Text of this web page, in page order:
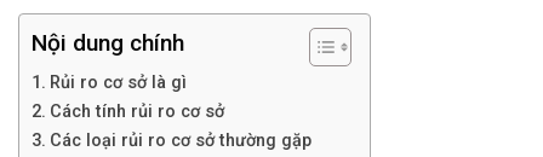
Nội dung chính
Rủi ro cơ sở là gì
Cách tính rủi ro cơ sở
Các loại rủi ro cơ sở thường gặp